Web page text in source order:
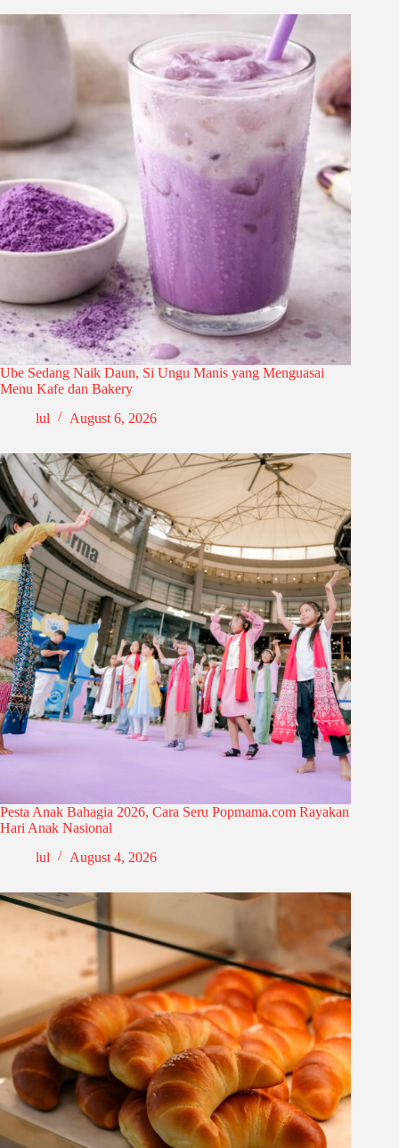
Ube Sedang Naik Daun, Si Ungu Manis yang Menguasai
Menu Kafe dan Bakery
lul
August 6, 2026
Pesta Anak Bahagia 2026, Cara Seru Popmama.com Rayakan
Hari Anak Nasional
lul
August 4, 2026